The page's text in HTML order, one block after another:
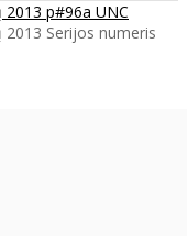
p#96a UNC
Serijos numeris